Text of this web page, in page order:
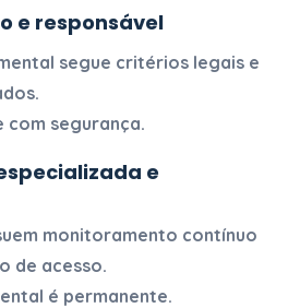
e responsável
segue critérios legais e
segurança.
e
monitoramento contínuo
de acesso.
é permanente.